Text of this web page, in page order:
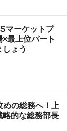
マーケットプ
最上位パート
ょう
めの総務へ！上
略的な総務部長